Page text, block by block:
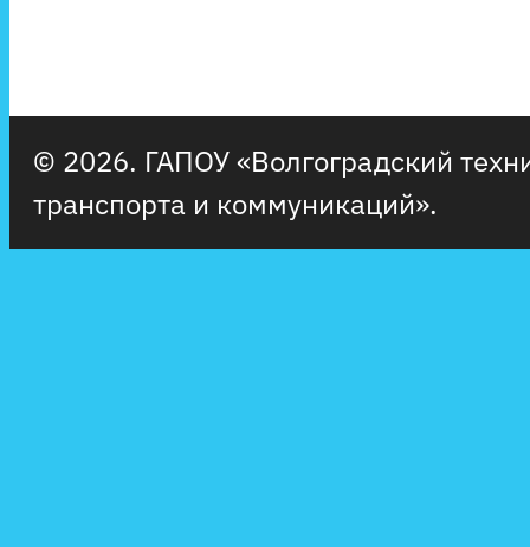
© 2026. ГАПОУ «Волгоградский
транспорта и коммуникаций».